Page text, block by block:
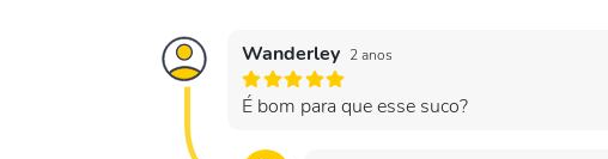
Wanderley 2 anos
É bom para que esse suco?